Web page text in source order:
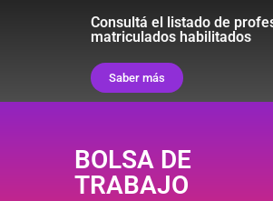
Consultá el listado de
matriculados habilitados
Saber más
BOLSA DE
TRABAJO